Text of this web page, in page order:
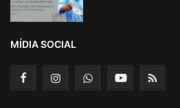
MÍDIA SOCIAL